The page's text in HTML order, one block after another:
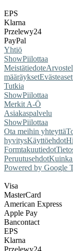
EPS
Klarna
Przelewy24
PayPal
Yhtiö
ShowPiilottaa
Meistätiedote
määräykset
Tutkia
ShowPiilottaa
Merkit A-Ö
Asiakaspalvelu
ShowPiilottaa
Ota meihin yhteyttä
hyvitysKäyttöehdot
Formtakuutiedot
PeruutusehdotKuinka
Powered by Google
Visa
MasterCard
American Express
Apple Pay
Bancontact
EPS
Klarna
Przelewy24